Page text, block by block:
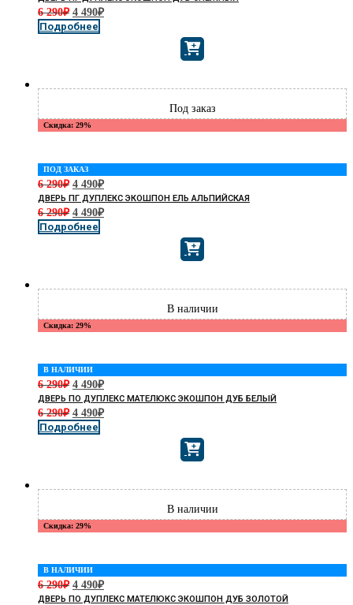
6 290₽ 4 490₽
Подробнее
Скидка: 29%
ПОД ЗАКАЗ
6 290₽ 4 490₽
ДВЕРЬ ПГ ДУПЛЕКС ЭКОШПОН ЕЛЬ АЛЬПИЙСКАЯ
6 290₽ 4 490₽
Подробнее
Скидка: 29%
В НАЛИЧИИ
6 290₽ 4 490₽
ДВЕРЬ ПО ДУПЛЕКС МАТЕЛЮКС ЭКОШПОН ДУБ БЕЛЫЙ
6 290₽ 4 490₽
Подробнее
Скидка: 29%
В НАЛИЧИИ
6 290₽ 4 490₽
ДВЕРЬ ПО ДУПЛЕКС МАТЕЛЮКС ЭКОШПОН ДУБ ЗОЛОТОЙ